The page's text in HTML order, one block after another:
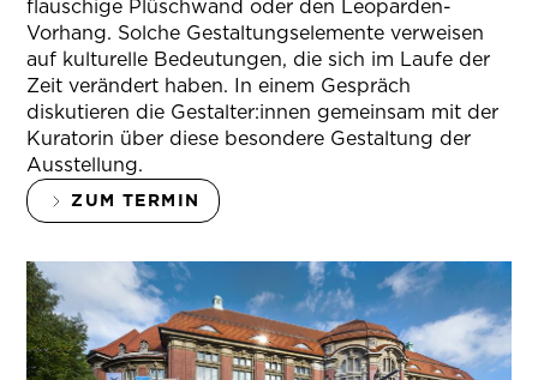
flauschige Plüschwand oder den Leoparden-
Vorhang. Solche Gestaltungselemente verweisen
auf kulturelle Bedeutungen, die sich im Laufe der
Zeit verändert haben. In einem Gespräch
diskutieren die Gestalter:innen gemeinsam mit der
Kuratorin über diese besondere Gestaltung der
Ausstellung.
ZUM TERMIN